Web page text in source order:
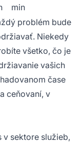
min
problém bude
Niekedy
všetko, čo je
vašich
čase
ceňovaní, v
sektore služieb,